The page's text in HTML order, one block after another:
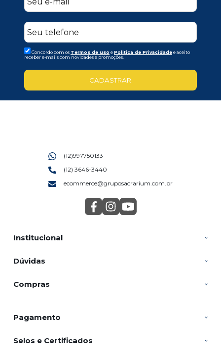
Concordo com os Termos de uso ePolitica de Privacidadee aceito
receber e-mails com novidades e promoções.
CADASTRAR
Institucional
Dúvidas
Compras
(12)997750133
(12) 3646-3440
ecommerce@gruposacrarium.com.br
Pagamento
Selos e Certificados